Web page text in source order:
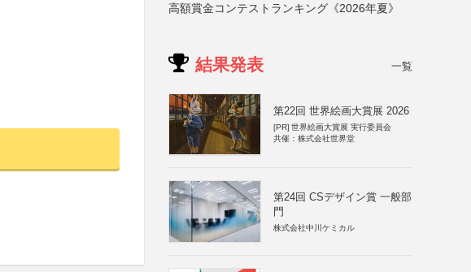
高額賞金コンテストランキング《2026年夏》
結果発表 一覧
第22回 世界絵画大賞展 2026
[PR] 世界絵画大賞展 実行委員会
共催：株式会社世界堂
第24回 CSデザイン賞 一般部
門
株式会社中川ケミカル